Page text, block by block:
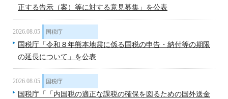
正する告示（案）等に対する意見募集」を公表
2026.08.05 国税庁
国税庁「令和８年熊本地震に係る国税の申告・納付等の期限
の延長について」を公表
2026.08.05 国税庁
国税庁「「内国税の適正な課税の確保を図るための国外送金